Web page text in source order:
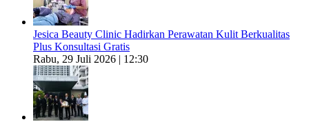
Jesica Beauty Clinic Hadirkan Perawatan Kulit Berkualitas
Plus Konsultasi Gratis
Rabu, 29 Juli 2026 | 12:30